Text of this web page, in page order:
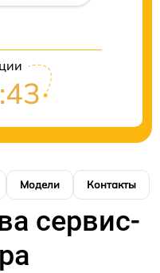
Модели Контакты
сервис-